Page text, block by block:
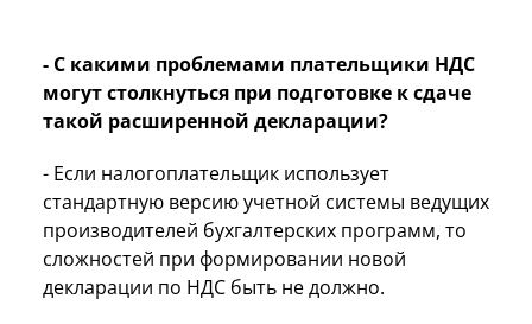
- С какими проблемами плательщики НДС
могут столкнуться при подготовке к сдаче
такой расширенной декларации?
- Если налогоплательщик использует
стандартную версию учетной системы ведущих
производителей бухгалтерских программ, то
сложностей при формировании новой
декларации по НДС быть не должно.